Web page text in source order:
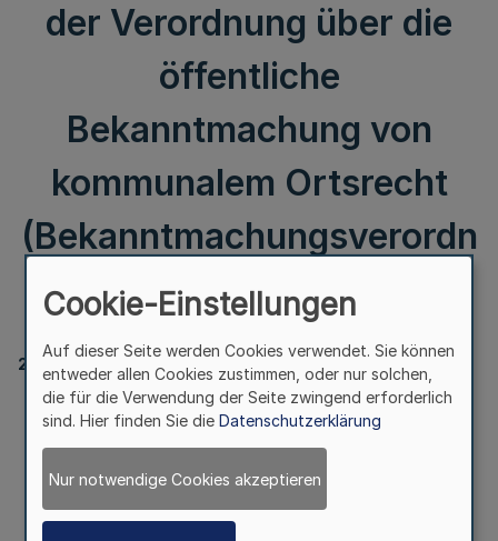
der Verordnung über die
öffentliche
Bekanntmachung von
kommunalem Ortsrecht
(Bekanntmachungsverordn
ung - BekanntmVO)
2023
Berichtigung der Verordnung zur Änderung
der Verordnung über die öffentliche Bekanntmachung
von kommunalem Ortsrecht
(Bekanntmachungsverordnung - BekanntmVO)
Cookie-Einstellungen
Auf dieser Seite werden Cookies verwendet. Sie können
entweder allen Cookies zustimmen, oder nur solchen,
die für die Verwendung der Seite zwingend erforderlich
sind. Hier finden Sie die Datenschutzerklärung
Nur notwendige Cookies akzeptieren